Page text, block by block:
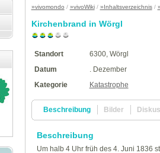
»vivomondo / »vivoWiki/ »Inhaltsverzeichnis/
Kirchenbrand in Wörgl
Standort
6300, Wörgl
Datum
. Dezember
Kategorie
Katastrophe
Beschreibung Bilder
Beschreibung
Um halb 4 Uhr früh des 4. Juni 1836